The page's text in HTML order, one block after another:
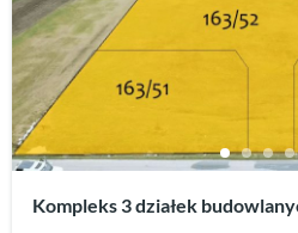
Kompleks 3 działek